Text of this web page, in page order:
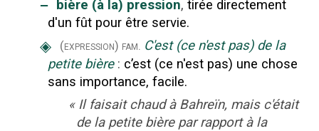
‒ bière (à la) pression, tirée directement
d'un fût pour être servie.
◈ (expression) fam. C'est (ce n'est pas) de la
petite bière : c’est (ce n'est pas) une chose
sans importance, facile.
« Il faisait chaud à Bahreïn, mais c'était
de la petite bière par rapport à la